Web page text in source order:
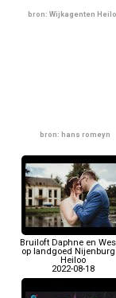
bron: Wijkagenten
bron: hans romeyn
Bruiloft Daphne en
op landgoed
Heiloo
2022-08-18